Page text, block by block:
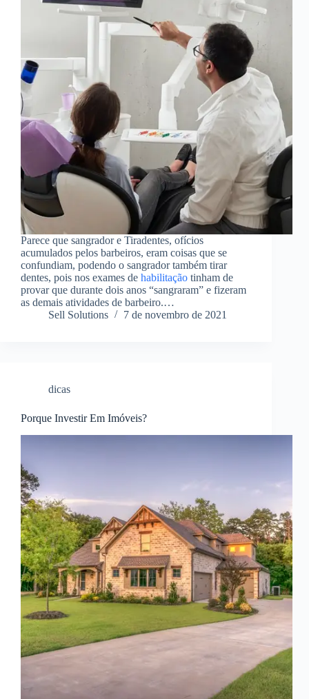
Parece que sangrador e Tiradentes, ofícios
acumulados pelos barbeiros, eram coisas que se
confundiam, podendo o sangrador também tirar
dentes, pois nos exames de habilitação tinham de
provar que durante dois anos “sangraram” e fizeram
as demais atividades de barbeiro.…
Sell Solutions
7 de novembro de 2021
dicas
Porque Investir Em Imóveis?